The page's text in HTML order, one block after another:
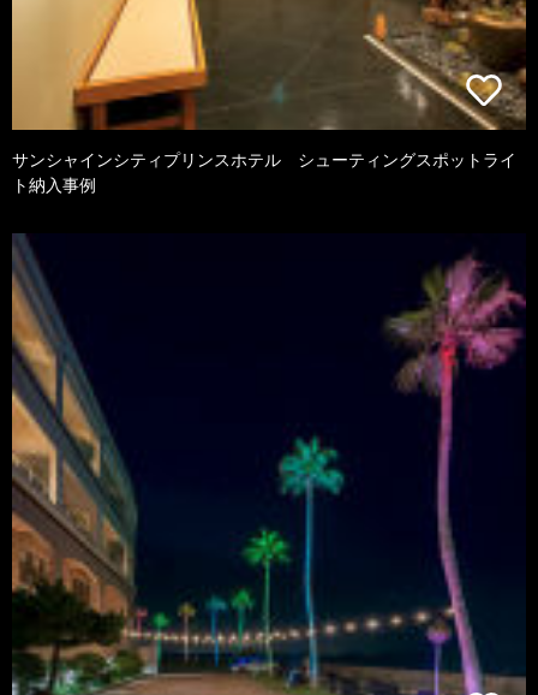
サンシャインシティプリンスホテル シューティングスポットライ
ト納入事例